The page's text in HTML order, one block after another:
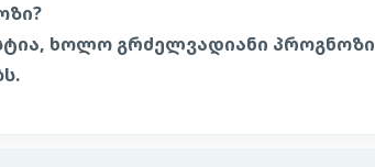
ხოლო გრძელვადიანი პროგნოზი